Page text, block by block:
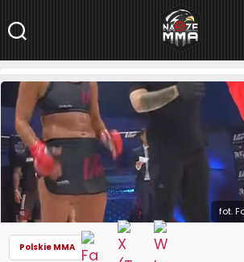
NaszeMMA.pl»Aktualności»Polskie MMA»
pokonała Martinę Jindrovą na gali I am
fot.
Polskie MMA